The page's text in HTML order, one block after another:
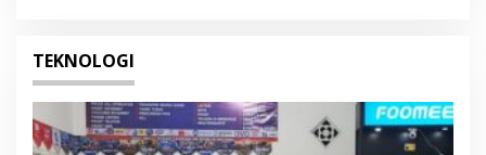
TEKNOLOGI